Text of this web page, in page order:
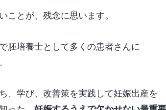
ことが、残念に思います。
胚培養士として多くの患者さんに
、学び、改善策を実践して妊娠出産を